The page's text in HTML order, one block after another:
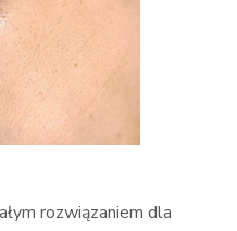
rozwiązaniem dla